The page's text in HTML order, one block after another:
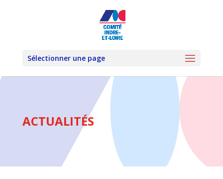
Sélectionner une page
ACTUALITÉS